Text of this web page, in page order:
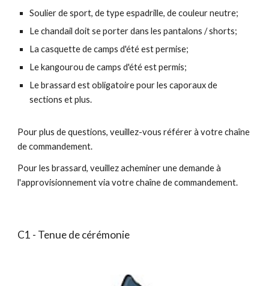
Soulier de sport, de type espadrille, de couleur neutre;
Le chandail doit se porter dans les pantalons / shorts;
La casquette de camps d'été est permise;
Le kangourou de camps d'été est permis;
Le brassard est obligatoire pour les caporaux de
sections et plus.
Pour plus de questions, veuillez-vous référer à votre chaîne
de commandement.
Pour les brassard, veuillez acheminer une demande à
l'approvisionnement via votre chaîne de commandement.
C1 - Tenue de cérémonie